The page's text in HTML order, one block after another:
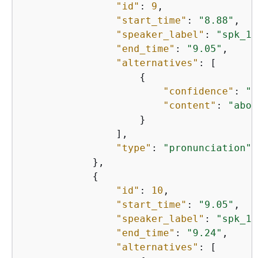
"id" : 9 ,
"start_time" : "8.88" ,
"speaker_label" : "spk_1"
"end_time" : "9.05" ,
"alternatives" : [
{
"confidence" :
"content" :
                    }
                ],
"type" :
"pronunciation"
            },
{
"id" : 10 ,
"start_time" : "9.05" ,
"speaker_label" : "spk_1"
"end_time" : "9.24" ,
"alternatives" : [